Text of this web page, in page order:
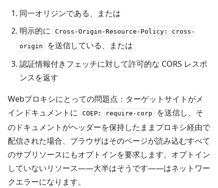
同一オリジンである、または
明示的に
Cross-Origin-Resource-Policy: cross-
origin
を送信している、または
認証情報付きフェッチに対して許可的な CORS レスポ
ンスを返す
Webプロキシにとっての問題点：ターゲットサイトがメ
インドキュメントに
COEP: require-corp
を送信し、そ
のドキュメントがヘッダーを保持したままプロキシ経由で
配信された場合、ブラウザはそのページが読み込むすべて
のサブリソースにもオプトインを要求します。オプトイン
していないリソース――大半はそうです――はネットワー
クエラーになります。